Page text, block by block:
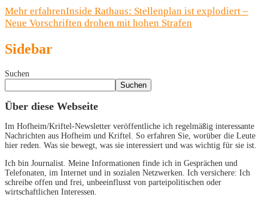
Mehr erfahrenInside Rathaus: Stellenplan ist explodiert –
Neue Vorschriften drohen mit hohen Strafen
Sidebar
Suchen
Suchen
Über diese Webseite
Im Hofheim/Kriftel-Newsletter veröffentliche ich regelmäßig interessante
Nachrichten aus Hofheim und Kriftel. So erfahren Sie, worüber die Leute
hier reden. Was sie bewegt, was sie interessiert und was wichtig für sie ist.
Ich bin Journalist. Meine Informationen finde ich in Gesprächen und
Telefonaten, im Internet und in sozialen Netzwerken. Ich versichere: Ich
schreibe offen und frei, unbeeinflusst von parteipolitischen oder
wirtschaftlichen Interessen.